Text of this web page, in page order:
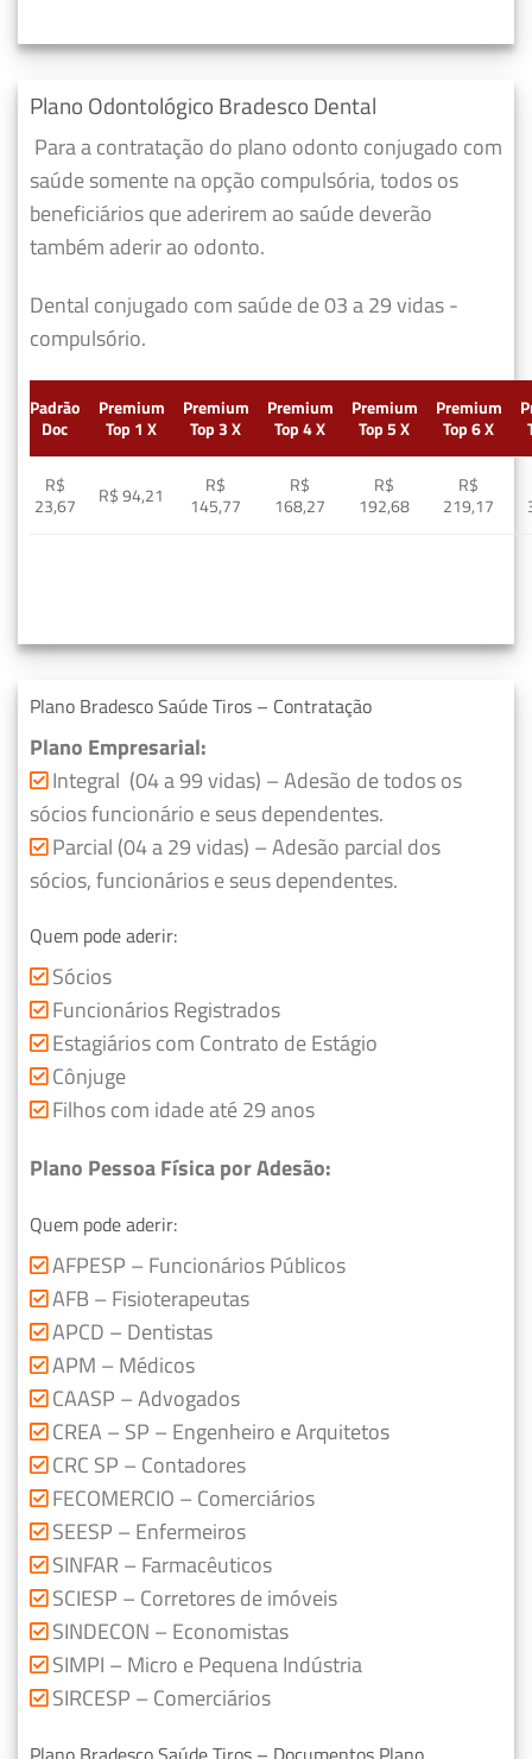
Plano Odontológico Bradesco Dental
Para a contratação do plano odonto conjugado com
saúde somente na opção compulsória, todos os
beneficiários que aderirem ao saúde deverão
também aderir ao odonto.
Dental conjugado com saúde de 03 a 29 vidas -
compulsório.
Padrão
Doc
Premium
Top 1 X
Premium
Top 3 X
Premium
Top 4 X
Premium
Top 5 X
Premium
Top 6 X
R$
23,67
R$ 94,21
R$
145,77
R$
168,27
R$
192,68
R$
219,17
Plano Bradesco Saúde Tiros – Contratação
Plano Empresarial:
Integral (04 a 99 vidas) – Adesão de todos os
sócios funcionário e seus dependentes.
Parcial (04 a 29 vidas) – Adesão parcial dos
sócios, funcionários e seus dependentes.
Quem pode aderir:
Sócios
Funcionários Registrados
Estagiários com Contrato de Estágio
Cônjuge
Filhos com idade até 29 anos
Plano Pessoa Física por Adesão:
Quem pode aderir:
AFPESP – Funcionários Públicos
AFB – Fisioterapeutas
APCD – Dentistas
APM – Médicos
CAASP – Advogados
CREA – SP – Engenheiro e Arquitetos
CRC SP – Contadores
FECOMERCIO – Comerciários
SEESP – Enfermeiros
SINFAR – Farmacêuticos
SCIESP – Corretores de imóveis
SINDECON – Economistas
SIMPI – Micro e Pequena Indústria
SIRCESP – Comerciários